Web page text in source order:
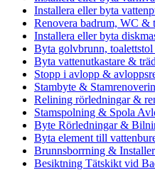
Installera eller byta
Renovera badrum, WC &
Installera eller byta
Byta golvbrunn,
Byta vattenutkastare &
Stopp i avlopp &
Stambyte &
Relining rörledningar &
Stamspolning & Spola
Byte Rörledningar &
Byta element till
Brunnsborrning &
Besiktning Tätskikt vid